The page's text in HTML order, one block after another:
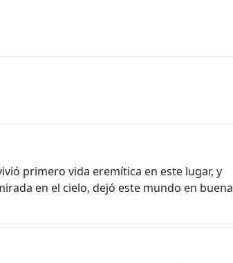
primero vida eremítica en este lugar, y
en el cielo, dejó este mundo en buena